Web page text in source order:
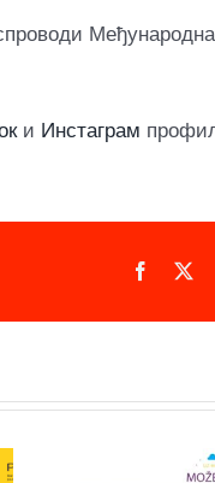
Међународна
и Инстаграм